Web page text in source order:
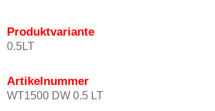
Produktvariante
0.5LT
Artikelnummer
WT1500 DW 0.5 LT